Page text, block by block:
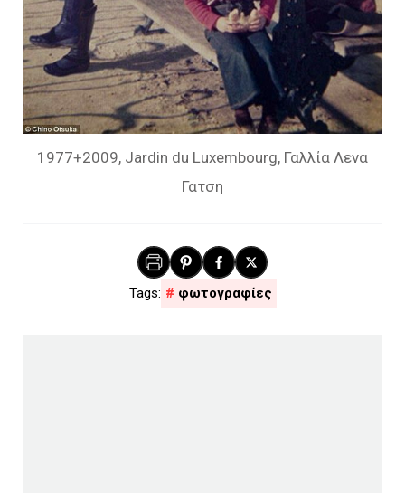
1977+2009, Jardin du Luxembourg, Γαλλία Λενα
Γατση
φωτογραφίες